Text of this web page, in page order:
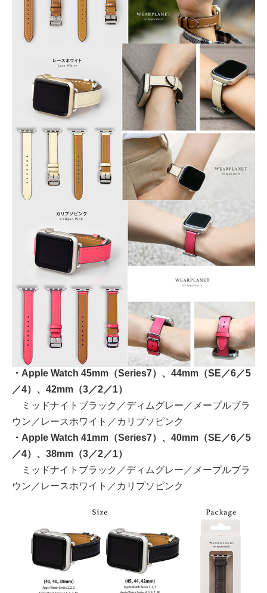
・Apple Watch 45mm（Series7）、44mm（SE／6／5
／4）、42mm（3／2／1）
ミッドナイトブラック／ディムグレー／メープルブラ
ウン／レースホワイト／カリプソピンク
・Apple Watch 41mm（Series7）、40mm（SE／6／5
／4）、38mm（3／2／1）
ミッドナイトブラック／ディムグレー／メープルブラ
ウン／レースホワイト／カリプソピンク